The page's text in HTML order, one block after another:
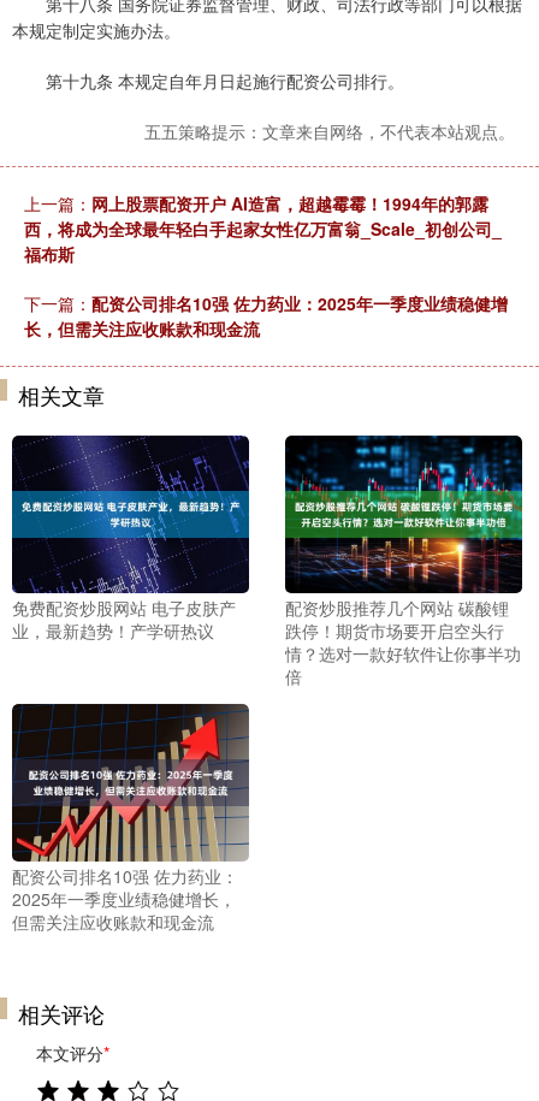
本规定制定实施办法。
第十九条 本规定自年月日起施行配资公司排行。
五五策略提示：文章来自网络，不代表本站观点。
上一篇： 网上股票配资开户 AI造富，超越霉霉！1994年的郭露
西，将成为全球最年轻白手起家女性亿万富翁_Scale_初创公司_
福布斯
下一篇： 配资公司排名10强 佐力药业：2025年一季度业绩稳健增
长，但需关注应收账款和现金流
相关文章
免费配资炒股网站 电子皮肤产
业，最新趋势！产学研热议
配资炒股推荐几个网站 碳酸锂
跌停！期货市场要开启空头行
情？选对一款好软件让你事半功
倍
配资公司排名10强 佐力药业：
2025年一季度业绩稳健增长，
但需关注应收账款和现金流
相关评论
本文评分*